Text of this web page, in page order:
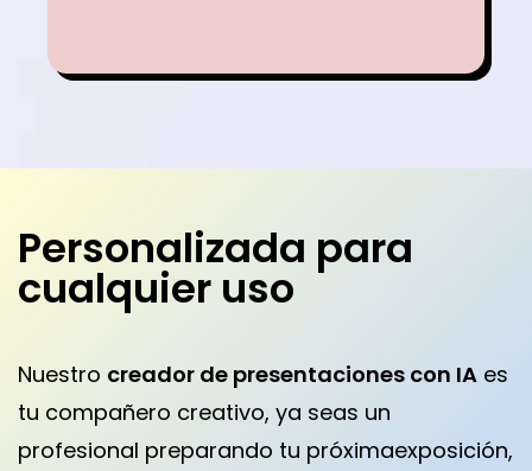
Personalizada para
cualquier uso
Nuestro creador de presentaciones con IA es
tu compañero creativo, ya seas un
profesional preparando tu próximaexposición,